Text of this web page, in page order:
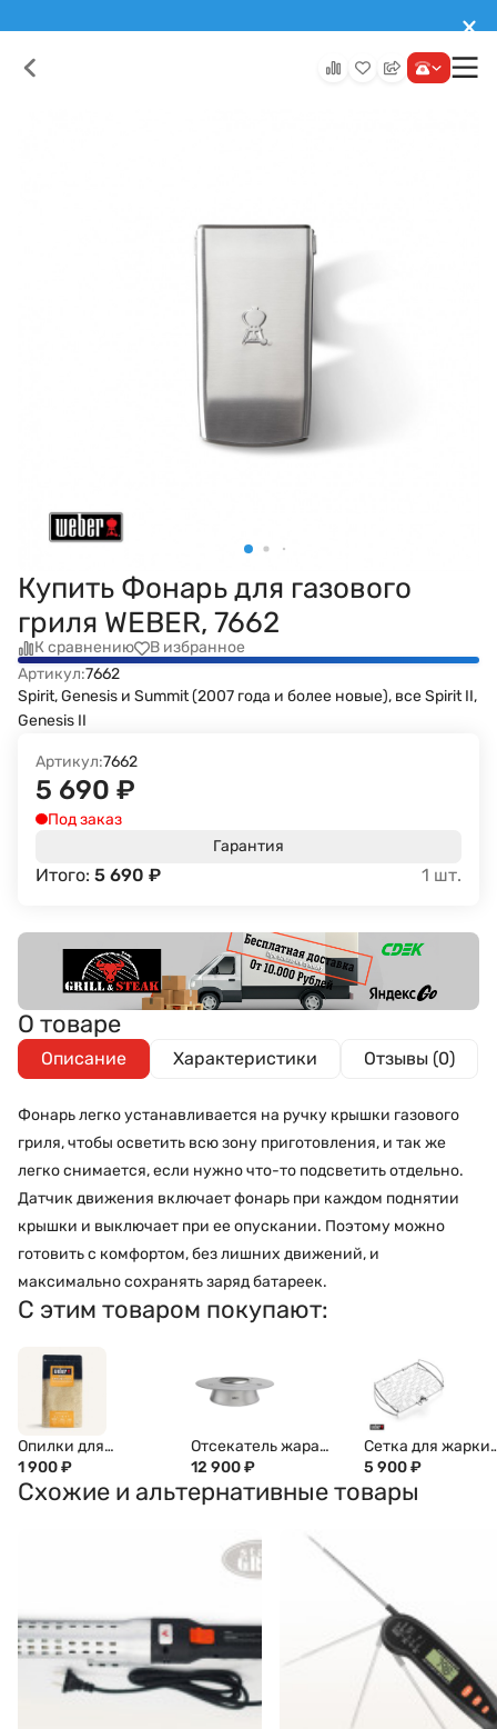
Купить Фонарь для газового
гриля WEBER, 7662
К сравнению
В избранное
Артикул:7662
Spirit, Genesis и Summit (2007 года и более новые), все Spirit II,
Genesis II
Артикул:7662
5 690 ₽
Под заказ
Гарантия
Итого: 5 690 ₽ 1 шт.
О товаре
Описание Характеристики Отзывы (0)
Фонарь легко устанавливается на ручку крышки газового
гриля, чтобы осветить всю зону приготовления, и так же
легко снимается, если нужно что-то подсветить отдельно.
Датчик движения включает фонарь при каждом поднятии
крышки и выключает при ее опускании. Поэтому можно
готовить с комфортом, без лишних движений, и
максимально сохранять заряд батареек.
С этим товаром покупают:
Опилки для
холодного копчения
Бук 500г
1 900₽
Отсекатель жара
Weber 2-в-1 для
гриля 57 см
12 900₽
Сетка для жарки
рыбы и овощей,
малая, 6470
5 900₽
Схожие и альтернативные товары